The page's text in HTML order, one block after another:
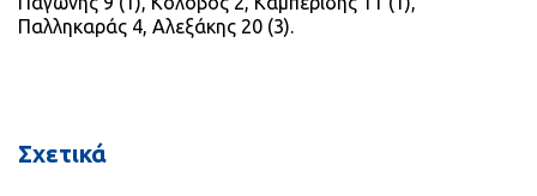
Παλληκαράς 4, Αλεξάκης 20 (3).
Σχετικά